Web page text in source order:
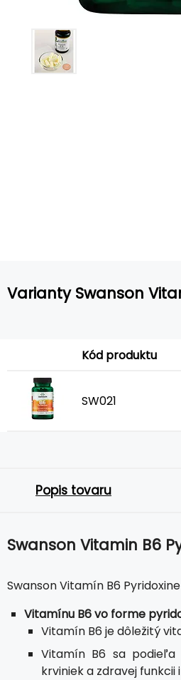
Varianty Swanson
Kód produktu
SW021
Popis tovaru
Swanson Vitamin B6
Swanson Vitamín B6
Vitamínu B6 vo forme
Vitamín B6 je dôležitý
Vitamín B6 sa podieľa
krviniek a zdravej